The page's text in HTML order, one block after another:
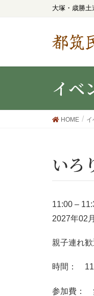
大塚・歳勝土
都筑
イベ
HOME イ
い
11:00 –
2027年02
親子連れ歓
時間： 11
参加費：